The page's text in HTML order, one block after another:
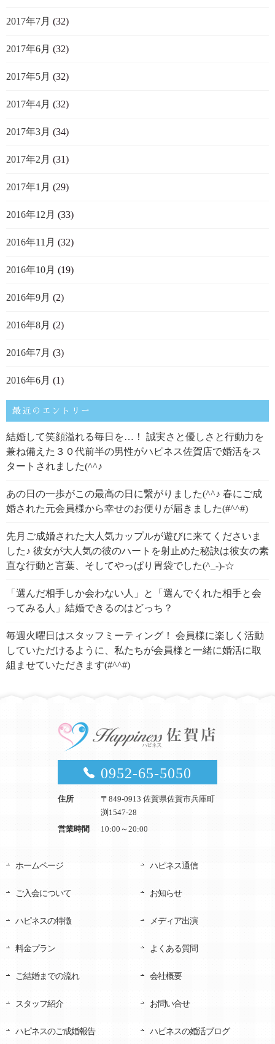
2017年7月 (32)
2017年6月 (32)
2017年5月 (32)
2017年4月 (32)
2017年3月 (34)
2017年2月 (31)
2017年1月 (29)
2016年12月 (33)
2016年11月 (32)
2016年10月 (19)
2016年9月 (2)
2016年8月 (2)
2016年7月 (3)
2016年6月 (1)
最近のエントリー
結婚して笑顔溢れる毎日を…！ 誠実さと優しさと行動力を
兼ね備えた３０代前半の男性がハピネス佐賀店で婚活をス
タートされました(^^♪
あの日の一歩がこの最高の日に繋がりました(^^♪ 春にご成
婚された元会員様から幸せのお便りが届きました(#^^#)
先月ご成婚された大人気カップルが遊びに来てくださいま
した♪ 彼女が大人気の彼のハートを射止めた秘訣は彼女の素
直な行動と言葉、そしてやっぱり胃袋でした(^_-)-☆
「選んだ相手しか会わない人」と「選んでくれた相手と会
ってみる人」結婚できるのはどっち？
毎週火曜日はスタッフミーティング！ 会員様に楽しく活動
していただけるように、私たちが会員様と一緒に婚活に取
組ませていただきます(#^^#)
0952-65-5050
住所
〒849-0913 佐賀県佐賀市兵庫町
渕1547-28
営業時間
10:00～20:00
ホームページ
ご入会について
ハピネスの特徴
料金プラン
ご結婚までの流れ
スタッフ紹介
ハピネスのご成婚報告
ハピネス通信
お知らせ
メディア出演
よくある質問
会社概要
お問い合せ
ハピネスの婚活ブログ